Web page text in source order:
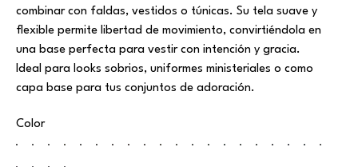
combinar con faldas, vestidos o túnicas. Su tela suave y
flexible permite libertad de movimiento, convirtiéndola en
una base perfecta para vestir con intención y gracia.
Ideal para looks sobrios, uniformes ministeriales o como
capa base para tus conjuntos de adoración.
Color